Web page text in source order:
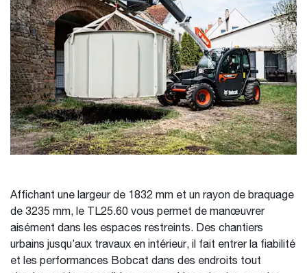
Affichant une largeur de 1832 mm et un rayon de braquage
de 3235 mm, le TL25.60 vous permet de manœuvrer
aisément dans les espaces restreints. Des chantiers
urbains jusqu’aux travaux en intérieur, il fait entrer la fiabilité
et les performances Bobcat dans des endroits tout